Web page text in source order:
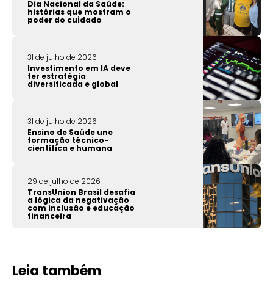
Dia Nacional da Saúde:
histórias que mostram o
poder do cuidado
31 de julho de 2026
Investimento em IA deve
ter estratégia
diversificada e global
31 de julho de 2026
Ensino de Saúde une
formação técnico-
científica e humana
29 de julho de 2026
TransUnion Brasil desafia
a lógica da negativação
com inclusão e educação
financeira
Leia também